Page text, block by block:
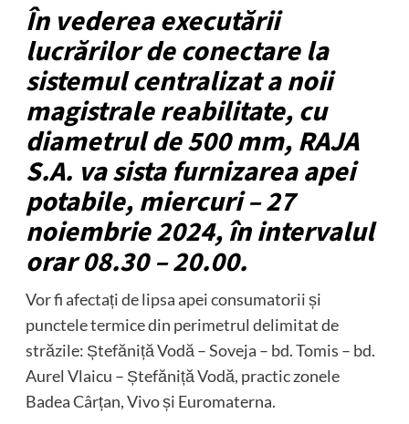
În vederea executării
lucrărilor de conectare la
sistemul centralizat a noii
magistrale reabilitate, cu
diametrul de 500 mm, RAJA
S.A. va sista furnizarea apei
potabile, miercuri – 27
noiembrie 2024, în intervalul
orar 08.30 – 20.00.
Vor fi afectați de lipsa apei consumatorii și
punctele termice din perimetrul delimitat de
străzile: Ștefăniță Vodă – Soveja – bd. Tomis – bd.
Aurel Vlaicu – Ștefăniță Vodă, practic zonele
Badea Cârțan, Vivo și Euromaterna.